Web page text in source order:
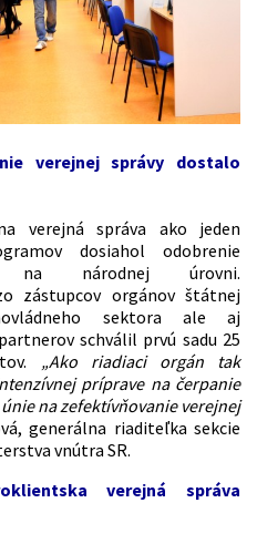
verejnej správy dostalo
verejná správa ako jeden
dosiahol odobrenie
na národnej úrovni.
zástupcov orgánov štátnej
sektora ale aj
schválil prvú sadu 25
„Ako riadiaci orgán tak
príprave na čerpanie
na zefektívňovanie verejnej
generálna riaditeľka sekcie
vnútra SR.
verejná správa